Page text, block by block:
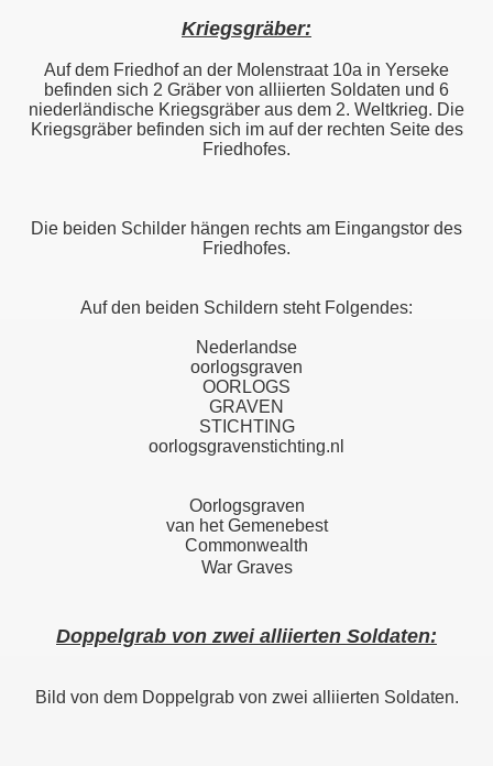
Kriegsgräber:
Auf dem Friedhof an der Molenstraat 10a in Yerseke
befinden sich 2 Gräber von alliierten Soldaten und 6
niederländische Kriegsgräber aus dem 2. Weltkrieg. Die
Kriegsgräber befinden sich im auf der rechten Seite des
Friedhofes.
Die beiden Schilder hängen rechts am Eingangstor des
Friedhofes.
Auf den beiden Schildern steht Folgendes:
Nederlandse
oorlogsgraven
OORLOGS
GRAVEN
STICHTING
oorlogsgravenstichting.nl
Oorlogsgraven
van het Gemenebest
Commonwealth
War Graves
Doppelgrab von zwei alliierten Soldaten:
Bild von dem Doppelgrab von zwei alliierten Soldaten.